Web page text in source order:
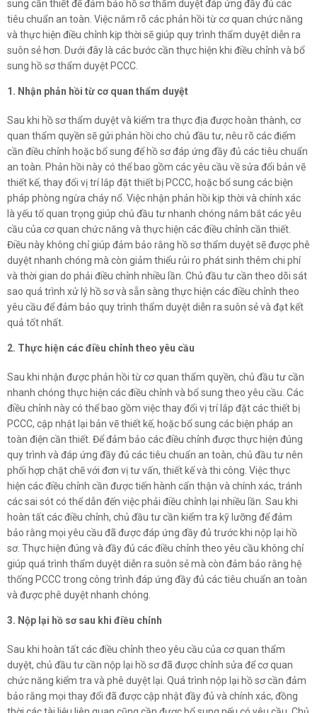
sung cần thiết để đảm bảo hồ sơ thẩm duyệt đáp ứng đầy đủ các
tiêu chuẩn an toàn. Việc nắm rõ các phản hồi từ cơ quan chức năng
và thực hiện điều chỉnh kịp thời sẽ giúp quy trình thẩm duyệt diễn ra
suôn sẻ hơn. Dưới đây là các bước cần thực hiện khi điều chỉnh và bổ
sung hồ sơ thẩm duyệt PCCC.
1. Nhận phản hồi từ cơ quan thẩm duyệt
Sau khi hồ sơ thẩm duyệt và kiểm tra thực địa được hoàn thành, cơ
quan thẩm quyền sẽ gửi phản hồi cho chủ đầu tư, nêu rõ các điểm
cần điều chỉnh hoặc bổ sung để hồ sơ đáp ứng đầy đủ các tiêu chuẩn
an toàn. Phản hồi này có thể bao gồm các yêu cầu về sửa đổi bản vẽ
thiết kế, thay đổi vị trí lắp đặt thiết bị PCCC, hoặc bổ sung các biện
pháp phòng ngừa cháy nổ. Việc nhận phản hồi kịp thời và chính xác
là yếu tố quan trọng giúp chủ đầu tư nhanh chóng nắm bắt các yêu
cầu của cơ quan chức năng và thực hiện các điều chỉnh cần thiết.
Điều này không chỉ giúp đảm bảo rằng hồ sơ thẩm duyệt sẽ được phê
duyệt nhanh chóng mà còn giảm thiểu rủi ro phát sinh thêm chi phí
và thời gian do phải điều chỉnh nhiều lần. Chủ đầu tư cần theo dõi sát
sao quá trình xử lý hồ sơ và sẵn sàng thực hiện các điều chỉnh theo
yêu cầu để đảm bảo quy trình thẩm duyệt diễn ra suôn sẻ và đạt kết
quả tốt nhất.
2. Thực hiện các điều chỉnh theo yêu cầu
Sau khi nhận được phản hồi từ cơ quan thẩm quyền, chủ đầu tư cần
nhanh chóng thực hiện các điều chỉnh và bổ sung theo yêu cầu. Các
điều chỉnh này có thể bao gồm việc thay đổi vị trí lắp đặt các thiết bị
PCCC, cập nhật lại bản vẽ thiết kế, hoặc bổ sung các biện pháp an
toàn điện cần thiết. Để đảm bảo các điều chỉnh được thực hiện đúng
quy trình và đáp ứng đầy đủ các tiêu chuẩn an toàn, chủ đầu tư nên
phối hợp chặt chẽ với đơn vị tư vấn, thiết kế và thi công. Việc thực
hiện các điều chỉnh cần được tiến hành cẩn thận và chính xác, tránh
các sai sót có thể dẫn đến việc phải điều chỉnh lại nhiều lần. Sau khi
hoàn tất các điều chỉnh, chủ đầu tư cần kiểm tra kỹ lưỡng để đảm
bảo rằng mọi yêu cầu đã được đáp ứng đầy đủ trước khi nộp lại hồ
sơ. Thực hiện đúng và đầy đủ các điều chỉnh theo yêu cầu không chỉ
giúp quá trình thẩm duyệt diễn ra suôn sẻ mà còn đảm bảo rằng hệ
thống PCCC trong công trình đáp ứng đầy đủ các tiêu chuẩn an toàn
và được phê duyệt nhanh chóng.
3. Nộp lại hồ sơ sau khi điều chỉnh
Sau khi hoàn tất các điều chỉnh theo yêu cầu của cơ quan thẩm
duyệt, chủ đầu tư cần nộp lại hồ sơ đã được chỉnh sửa để cơ quan
chức năng kiểm tra và phê duyệt lại. Quá trình nộp lại hồ sơ cần đảm
bảo rằng mọi thay đổi đã được cập nhật đầy đủ và chính xác, đồng